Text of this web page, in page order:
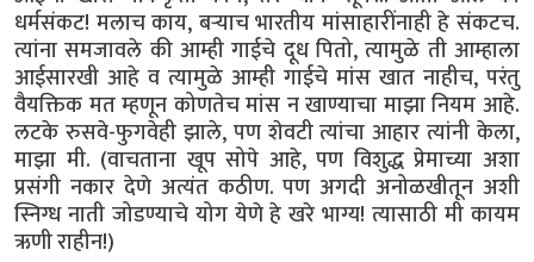
धर्मसंकट! मलाच काय, बऱ्याच भारतीय मांसाहारींनाही हे संकटच.
त्यांना समजावले की आम्ही गाईचे दूध पितो, त्यामुळे ती आम्हाला
आईसारखी आहे व त्यामुळे आम्ही गाईचे मांस खात नाहीच, परंतु
वैयक्तिक मत म्हणून कोणतेच मांस न खाण्याचा माझा नियम आहे.
लटके रुसवे-फुगवेही झाले, पण शेवटी त्यांचा आहार त्यांनी केला,
माझा मी. (वाचताना खूप सोपे आहे, पण विशुद्ध प्रेमाच्या अशा
प्रसंगी नकार देणे अत्यंत कठीण. पण अगदी अनोळखीतून अशी
स्निग्ध नाती जोडण्याचे योग येणे हे खरे भाग्य! त्यासाठी मी कायम
ऋणी राहीन!)